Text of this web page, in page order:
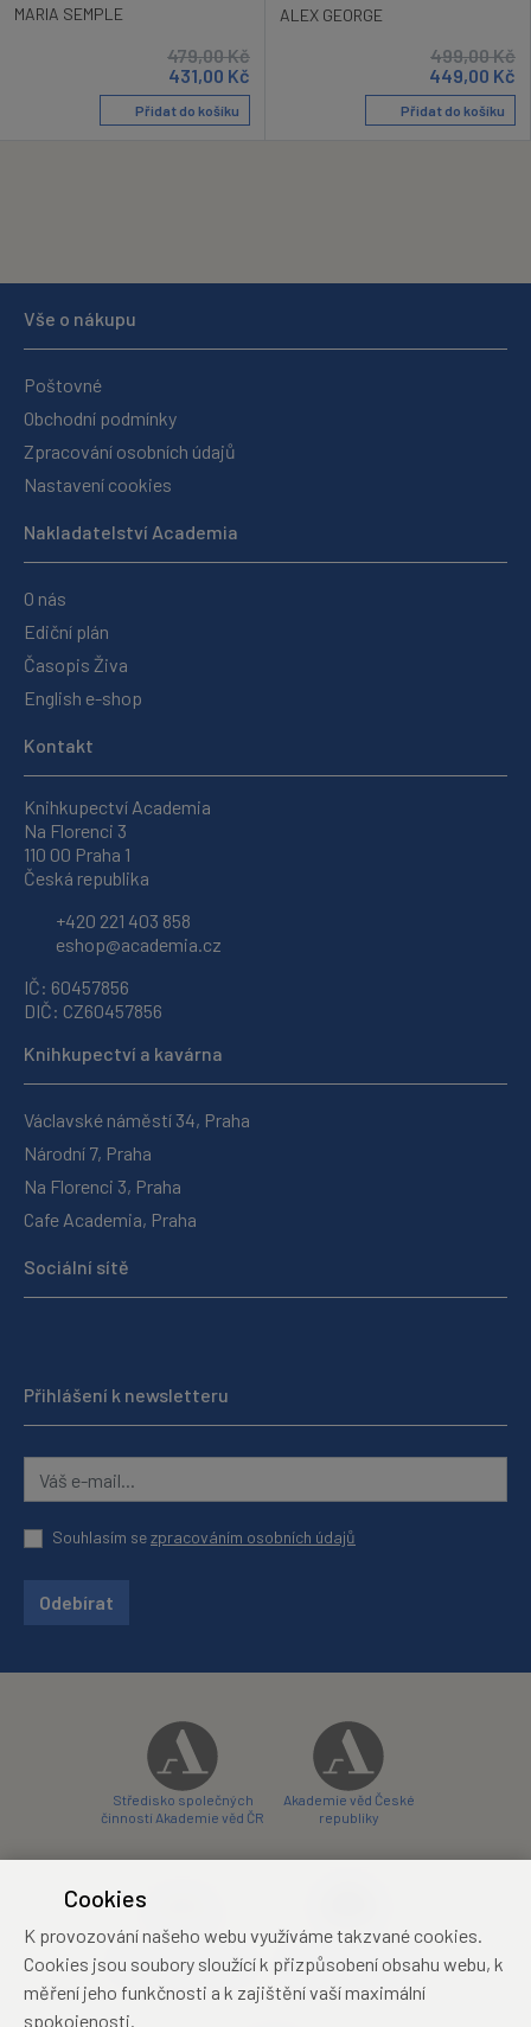
MARIA SEMPLE
479,00Kč
431,00 Kč
Přidat do košíku
ALEX GEORGE
499,00Kč
449,00 Kč
Přidat do košíku
Vše o nákupu
Poštovné
Obchodní podmínky
Zpracování osobních údajů
Nastavení cookies
Nakladatelství Academia
O nás
Ediční plán
Časopis Živa
English e-shop
Kontakt
Knihkupectví Academia
Na Florenci 3
110 00 Praha 1
Česká republika
+420 221 403 858
eshop@academia.cz
IČ: 60457856
DIČ: CZ60457856
Knihkupectví a kavárna
Václavské náměstí 34, Praha
Národní 7, Praha
Na Florenci 3, Praha
Cafe Academia, Praha
Sociální sítě
Přihlášení k newsletteru
Souhlasím sezpracováním osobních údajů
Odebírat
Středisko společných
činností Akademie věd ČR
Akademie věd České
republiky
konferenční centrum
Zámecký hotel Třešť
konferenční centrum
Cookies
K provozování našeho webu využíváme takzvané cookies.
Cookies jsou soubory sloužící k přizpůsobení obsahu webu, k
měření jeho funkčnosti a k zajištění vaší maximální
spokojenosti.